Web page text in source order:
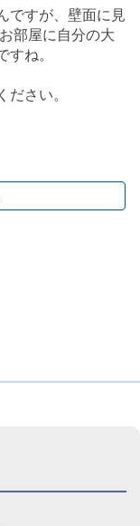
ですが、壁面に見
部屋に自分の大
すね。
ださい。